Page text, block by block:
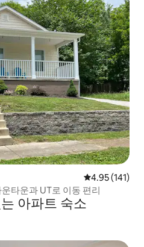
평점 4.95점(5
4.95 (141)
타운과 UT로 이동 편리
아파트 숙소